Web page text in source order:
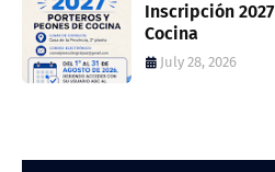
Inscripción 2027 Porteros y Peones de
Cocina
July 28, 2026